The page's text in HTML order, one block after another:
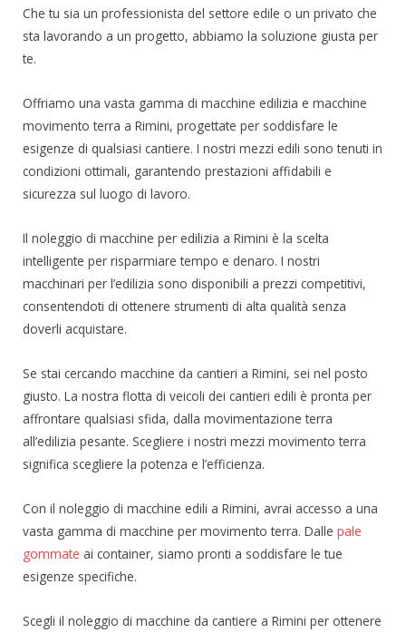
Che tu sia un professionista del settore edile o un privato che
sta lavorando a un progetto, abbiamo la soluzione giusta per
te.
Offriamo una vasta gamma di macchine edilizia e macchine
movimento terra a Rimini, progettate per soddisfare le
esigenze di qualsiasi cantiere. I nostri mezzi edili sono tenuti in
condizioni ottimali, garantendo prestazioni affidabili e
sicurezza sul luogo di lavoro.
Il noleggio di macchine per edilizia a Rimini è la scelta
intelligente per risparmiare tempo e denaro. I nostri
macchinari per l’edilizia sono disponibili a prezzi competitivi,
consentendoti di ottenere strumenti di alta qualità senza
doverli acquistare.
Se stai cercando macchine da cantieri a Rimini, sei nel posto
giusto. La nostra flotta di veicoli dei cantieri edili è pronta per
affrontare qualsiasi sfida, dalla movimentazione terra
all’edilizia pesante. Scegliere i nostri mezzi movimento terra
significa scegliere la potenza e l’efficienza.
Con il noleggio di macchine edili a Rimini, avrai accesso a una
vasta gamma di macchine per movimento terra. Dalle pale
gommate ai container, siamo pronti a soddisfare le tue
esigenze specifiche.
Scegli il noleggio di macchine da cantiere a Rimini per ottenere